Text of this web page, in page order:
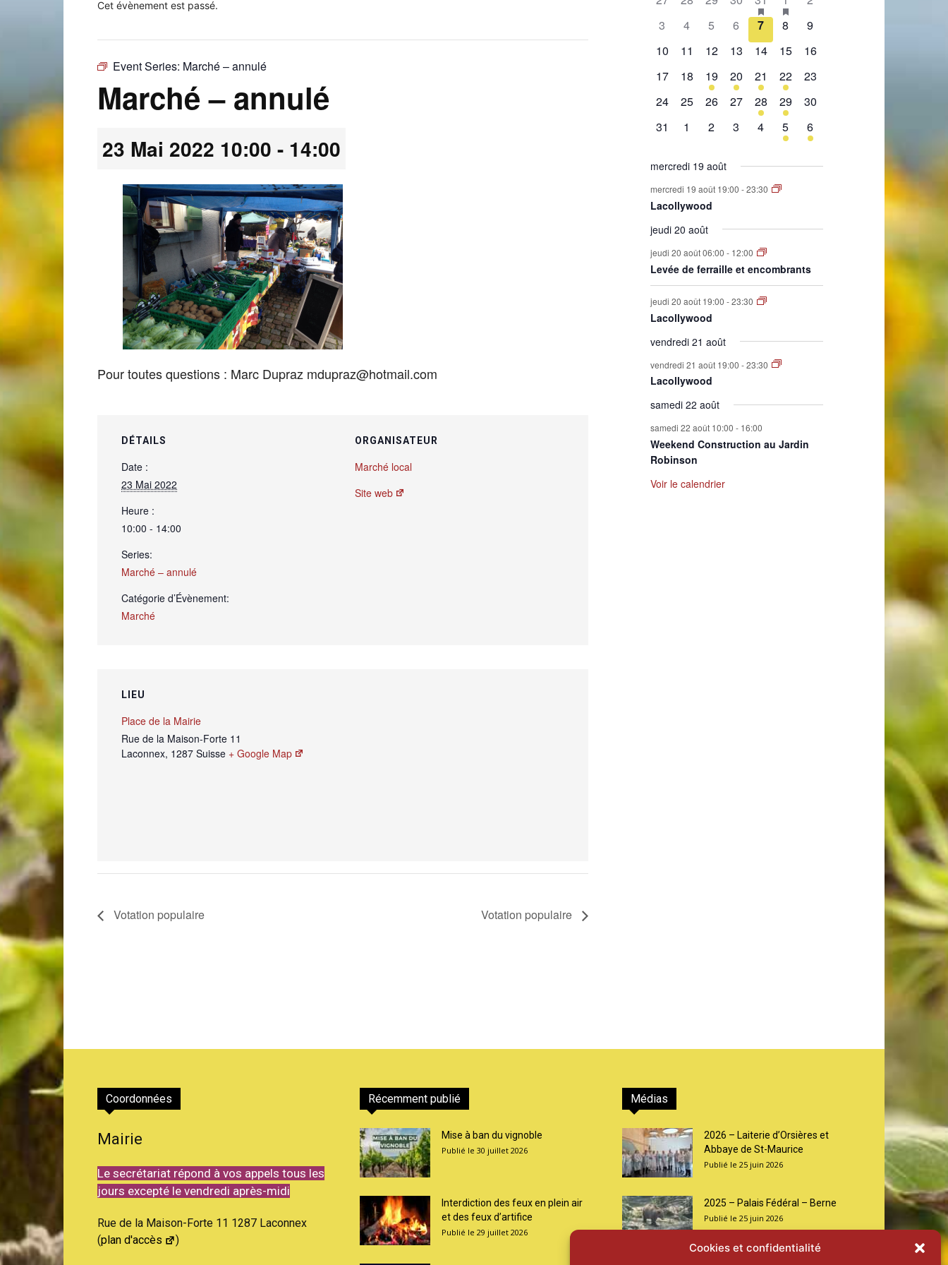
Cookies et confidentialité
Laconnex
Cet évènement est passé.
Event Series: Marché – annulé
Marché – annulé
23 Mai 2022 10:00 - 14:00
Pour toutes questions : Marc Dupraz mdupraz@hotmail.com
DÉTAILS
Date :
23 Mai 2022
Heure :
10:00 - 14:00
Series:
Marché – annulé
Catégorie d’Évènement:
Marché
ORGANISATEUR
Marché local
Site web
LIEU
Place de la Mairie
Rue de la Maison-Forte 11
Laconnex, 1287 Suisse + Google Map
Votation populaire Votation populaire
de
Évènements
évènement,évènement,
évènement,évènements,
0
3
0
4
0
évènement,
5
0
évènement,
6
0
évènement,
7
0
8
0
9
0
10
0
11
0
12
0
13
0
14
0
15
0
16
0
évènement,
17
0
évènement,
18
1
évènement,
19
2
évènements,
20
1
évènement,
21
2
évènements,
22
0
23
0
24
0
25
0
évènement,
26
0
évènement,
27
1
évènement,
28
1
évènement,
29
0
30
0
31
0
1
0
2
0
évènement,
3
0
évènement,
4
1
évènement,
5
1
évènement,
6
mercredi 19 août
mercredi 19 août 19:00 -23:30
Lacollywood
jeudi 20 août
jeudi 20 août 06:00 - 12:00
Levée de ferraille et encombrants
jeudi 20 août 19:00 -23:30
Lacollywood
vendredi 21 août
vendredi 21 août 19:00 -23:30
Lacollywood
samedi 22 août
samedi 22 août 10:00 - 16:00
Weekend Construction au Jardin
Robinson
Voir le calendrier
Coordonnées
Mairie
Le secrétariat répond à vos appels tous les
jours excepté le vendredi après-midi
Rue de la Maison-Forte 11 1287 Laconnex
(plan d'accès )
Récemment publié
Mise à ban du vignoble
30 juillet 2026
Interdiction des feux en plein air
et des feux d’artifice
29 juillet 2026
Médias
2026 – Laiterie d’Orsières et
Abbaye de St-Maurice
25 juin 2026
2025 – Palais Fédéral – Berne
25 juin 2026